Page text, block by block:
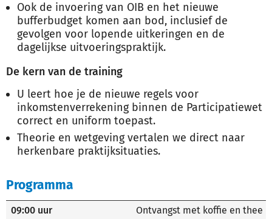
Ook de invoering van OIB en het nieuwe
bufferbudget komen aan bod, inclusief de
gevolgen voor lopende uitkeringen en de
dagelijkse uitvoeringspraktijk.
De kern van de training
U leert hoe je de nieuwe regels voor
inkomstenverrekening binnen de Participatiewet
correct en uniform toepast.
Theorie en wetgeving vertalen we direct naar
herkenbare praktijksituaties.
Programma
09:00 uur Ontvangst met koffie en thee